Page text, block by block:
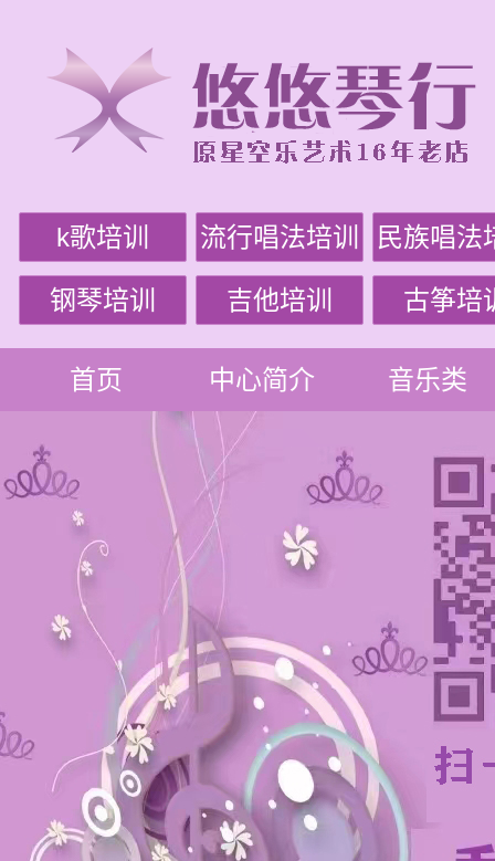
k歌培训 流行唱法培训 民族唱法
钢琴培训 吉他培训 古筝培
首页 中心简介 音乐类